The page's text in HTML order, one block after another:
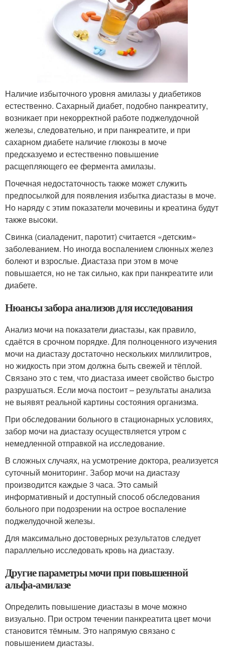
Наличие избыточного уровня амилазы у диабетиков
естественно. Сахарный диабет, подобно панкреатиту,
возникает при некорректной работе поджелудочной
железы, следовательно, и при панкреатите, и при
сахарном диабете наличие глюкозы в моче
предсказуемо и естественно повышение
расщепляющего ее фермента амилазы.
Почечная недостаточность также может служить
предпосылкой для появления избытка диастазы в моче.
Но наряду с этим показатели мочевины и креатина будут
также высоки.
Свинка (сиаладенит, паротит) считается «детским»
заболеванием. Но иногда воспалением слюнных желез
болеют и взрослые. Диастаза при этом в моче
повышается, но не так сильно, как при панкреатите или
диабете.
Нюансы забора анализов для исследования
Анализ мочи на показатели диастазы, как правило,
сдаётся в срочном порядке. Для полноценного изучения
мочи на диастазу достаточно нескольких миллилитров,
но жидкость при этом должна быть свежей и тёплой.
Связано это с тем, что диастаза имеет свойство быстро
разрушаться. Если моча постоит – результаты анализа
не выявят реальной картины состояния организма.
При обследовании больного в стационарных условиях,
забор мочи на диастазу осуществляется утром с
немедленной отправкой на исследование.
В сложных случаях, на усмотрение доктора, реализуется
суточный мониторинг. Забор мочи на диастазу
производится каждые 3 часа. Это самый
информативный и доступный способ обследования
больного при подозрении на острое воспаление
поджелудочной железы.
Для максимально достоверных результатов следует
параллельно исследовать кровь на диастазу.
Другие параметры мочи при повышенной
альфа-амилазе
Определить повышение диастазы в моче можно
визуально. При остром течении панкреатита цвет мочи
становится тёмным. Это напрямую связано с
повышением диастазы.